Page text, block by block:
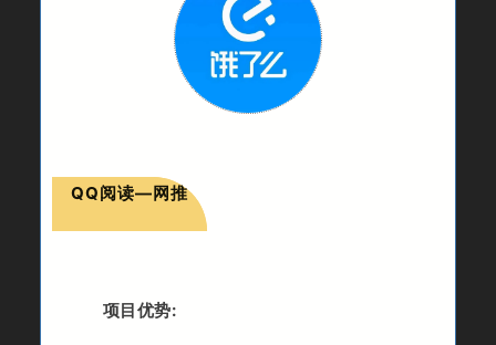
QQ阅读—网推
项目优势: